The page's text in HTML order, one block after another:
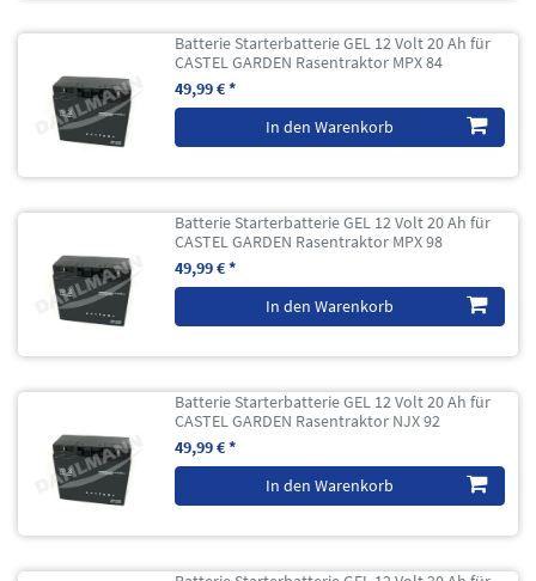
Batterie Starterbatterie GEL 12 Volt 20 Ah für
CASTEL GARDEN Rasentraktor MPX 84
49,99 € *
In den Warenkorb
Batterie Starterbatterie GEL 12 Volt 20 Ah für
CASTEL GARDEN Rasentraktor MPX 98
49,99 € *
In den Warenkorb
Batterie Starterbatterie GEL 12 Volt 20 Ah für
CASTEL GARDEN Rasentraktor NJX 92
49,99 € *
In den Warenkorb